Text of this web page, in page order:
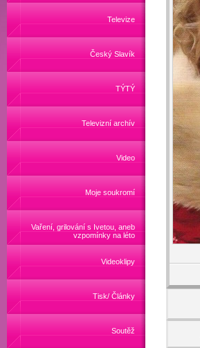
Televize
Český Slavík
TÝTÝ
Televizní archív
Video
Moje soukromí
Vaření, grilování s Ivetou, aneb
vzpomínky na léto
Videoklipy
Tisk/ Články
Soutěž